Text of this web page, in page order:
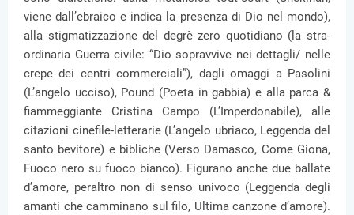
viene dall’ebraico e indica la presenza di Dio nel mondo),
alla stigmatizzazione del degrè zero quotidiano (la stra-
ordinaria Guerra civile: “Dio sopravvive nei dettagli/ nelle
crepe dei centri commerciali”), dagli omaggi a Pasolini
(L’angelo ucciso), Pound (Poeta in gabbia) e alla parca &
fiammeggiante Cristina Campo (L’Imperdonabile), alle
citazioni cinefile-letterarie (L’angelo ubriaco, Leggenda del
santo bevitore) e bibliche (Verso Damasco, Come Giona,
Fuoco nero su fuoco bianco). Figurano anche due ballate
d’amore, peraltro non di senso univoco (Leggenda degli
amanti che camminano sul filo, Ultima canzone d’amore).